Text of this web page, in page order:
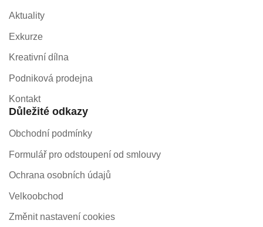
Aktuality
Exkurze
Kreativní dílna
Podniková prodejna
Kontakt
Důležité odkazy
Obchodní podmínky
Formulář pro odstoupení od smlouvy
Ochrana osobních údajů
Velkoobchod
Změnit nastavení cookies